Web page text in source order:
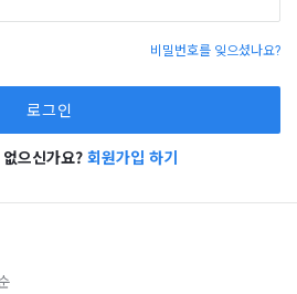
비밀번호를 잊으셨나요?
으신가요? 회원가입 하기